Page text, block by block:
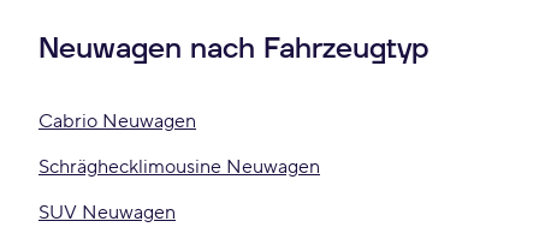
Neuwagen nach Fahrzeugtyp
Cabrio Neuwagen
Schräghecklimousine Neuwagen
SUV Neuwagen